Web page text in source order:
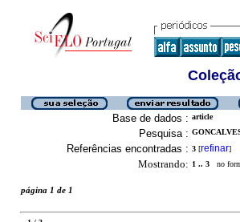
Base de dados : article
Pesquisa :
Referências encontradas : 3 [refinar]
Mostrando: 1 .. 3 no
página 1 de 1